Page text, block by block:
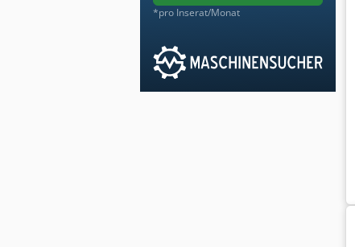
*pro Inserat/Monat